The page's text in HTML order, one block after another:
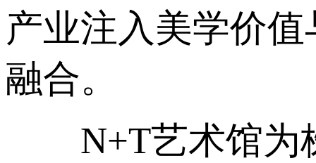
产业注入美学价
融合。
N+T艺术馆为株